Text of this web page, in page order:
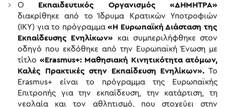
Ο Εκπαιδευτικός Οργανισμός «ΔΗΜΗΤΡΑ»
διακρίθηκε από το Ίδρυμα Κρατικών Υποτροφιών
(ΙΚΥ) για το πρόγραμμα«Η Ευρωπαϊκή Διάσταση της
Εκπαίδευσης Ενηλίκων» και συμπεριλήφθηκε στον
οδηγό που εκδόθηκε από την Ευρωπαϊκή Ένωση με
τίτλο «Erasmus+: Μαθησιακή Κινητικότητα ατόμων,
Καλές Πρακτικές στην Εκπαίδευση Ενηλίκων». Το
Erasmus+ είναι το πρόγραμμα της Ευρωπαϊκής
Επιτροπής για την εκπαίδευση, την κατάρτιση, τη
νεολαία και τον αθλητισμό, που στοχεύει στην